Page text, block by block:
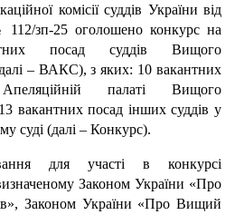
комісії суддів України від
зп-25 оголошено конкурс на
посад суддів Вищого
– ВАКС), з яких: 10 вакантних
палаті Вищого
вакантних посад інших суддів у
суді (далі – Конкурс).
для участі в конкурсі
Законом України «Про
Законом України «Про Вищий